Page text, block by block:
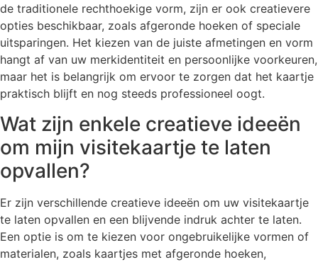
de traditionele rechthoekige vorm, zijn er ook creatievere
opties beschikbaar, zoals afgeronde hoeken of speciale
uitsparingen. Het kiezen van de juiste afmetingen en vorm
hangt af van uw merkidentiteit en persoonlijke voorkeuren,
maar het is belangrijk om ervoor te zorgen dat het kaartje
praktisch blijft en nog steeds professioneel oogt.
Wat zijn enkele creatieve ideeën
om mijn visitekaartje te laten
opvallen?
Er zijn verschillende creatieve ideeën om uw visitekaartje
te laten opvallen en een blijvende indruk achter te laten.
Een optie is om te kiezen voor ongebruikelijke vormen of
materialen, zoals kaartjes met afgeronde hoeken,